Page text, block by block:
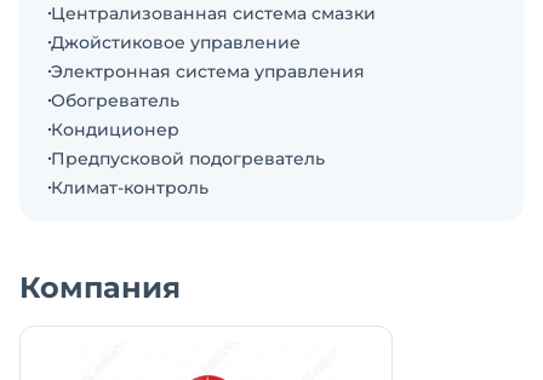
работы
Не упустите возможность приобрести надежного
партнера для вашего бизнеса!
ESTAR: Надежность в каждой тонне!
Централизованная система смазки
Джойстиковое управление
Электронная система управления
Обогреватель
Кондиционер
Предпусковой подогреватель
Климат-контроль
Компания